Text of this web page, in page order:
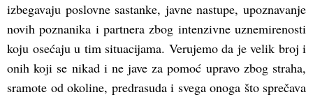
izbegavaju poslovne sastanke, javne nastupe, upoznavanje
novih poznanika i partnera zbog intenzivne uznemirenosti
koju osećaju u tim situacijama. Verujemo da je velik broj i
onih koji se nikad i ne jave za pomoć upravo zbog straha,
sramote od okoline, predrasuda i svega onoga što sprečava